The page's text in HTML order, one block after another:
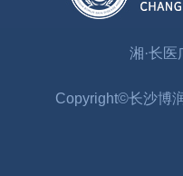
湘·长
Copyright©长沙博